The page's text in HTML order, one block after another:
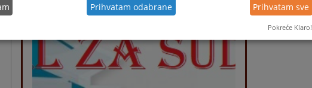
Prihvatam odabrane Prihvatam sve
Pokreće Klaro!